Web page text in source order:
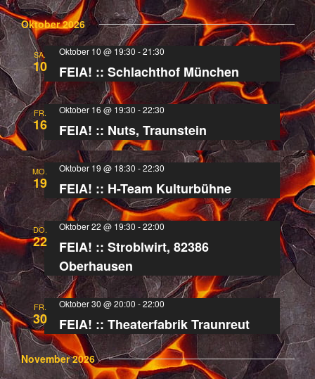
Oktober 2026
SA.
10
Oktober 10 @ 19:30 -21:30
FEIA! :: Schlachthof München
FR.
16
Oktober 16 @ 19:30 -22:30
FEIA! :: Nuts, Traunstein
MO.
19
Oktober 19 @ 18:30 -22:30
FEIA! :: H-Team Kulturbühne
DO.
22
Oktober 22 @ 19:30 -22:00
FEIA! :: Stroblwirt, 82386
Oberhausen
FR.
30
Oktober 30 @ 20:00 -22:00
FEIA! :: Theaterfabrik Traunreut
November 2026